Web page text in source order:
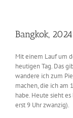
Bangkok,
Mit einem Lauf um
heutigen Tag. Das
wandere ich zum
machen, die ich am
habe. Heute sieht
erst 9 Uhr zwanzig).